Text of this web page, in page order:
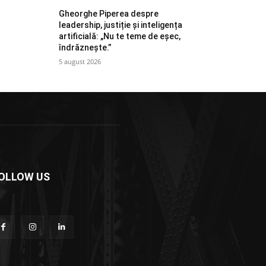
Gheorghe Piperea despre
leadership, justiție și inteligența
artificială: „Nu te teme de eșec,
îndrăznește.”
5 august 2026
US